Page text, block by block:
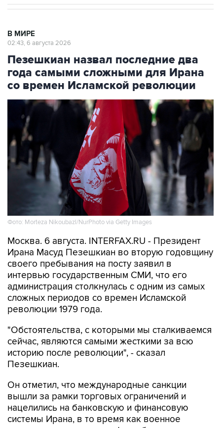
Пезешкиан назвал последние два
года самыми сложными для Ирана
со времен Исламской революции
Фото: Morteza Nikoubazl/NurPhoto via Getty Images
Москва. 6 августа. INTERFAX.RU - Президент
своего пребывания на посту заявил в
интервью государственным СМИ, что его
администрация столкнулась с одним из самых
сложных периодов со времен Исламской
революции 1979 года.
"Обстоятельства, с которыми мы сталкиваемся
историю после революции", - сказал
Пезешкиан.
Он отметил, что международные санкции
нацелились на банковскую и финансовую
системы Ирана, в то время как военное
давление и давление в сфере безопасности
еще больше осложнили ситуацию в стране.